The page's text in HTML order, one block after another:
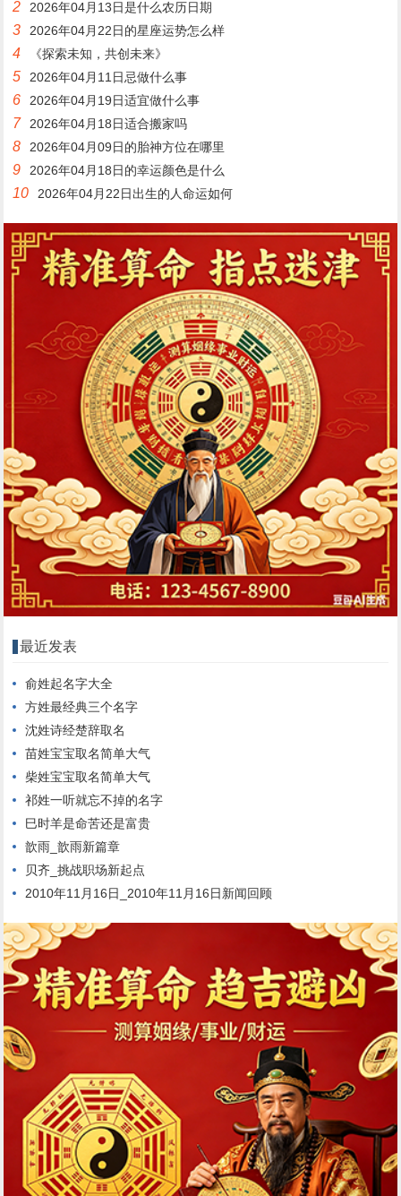
2 2026年04月13日是什么农历日期
3 2026年04月22日的星座运势怎么样
4 《探索未知，共创未来》
5 2026年04月11日忌做什么事
6 2026年04月19日适宜做什么事
7 2026年04月18日适合搬家吗
8 2026年04月09日的胎神方位在哪里
9 2026年04月18日的幸运颜色是什么
10 2026年04月22日出生的人命运如何
最近发表
俞姓起名字大全
方姓最经典三个名字
沈姓诗经楚辞取名
苗姓宝宝取名简单大气
柴姓宝宝取名简单大气
祁姓一听就忘不掉的名字
巳时羊是命苦还是富贵
歆雨_歆雨新篇章
贝齐_挑战职场新起点
2010年11月16日_2010年11月16日新闻回顾